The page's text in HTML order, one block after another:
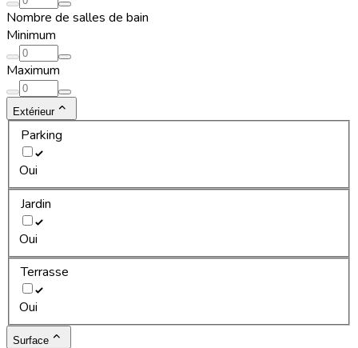
Nombre de salles de bain
Minimum
Maximum
Extérieur
Parking
Oui
Jardin
Oui
Terrasse
Oui
Surface